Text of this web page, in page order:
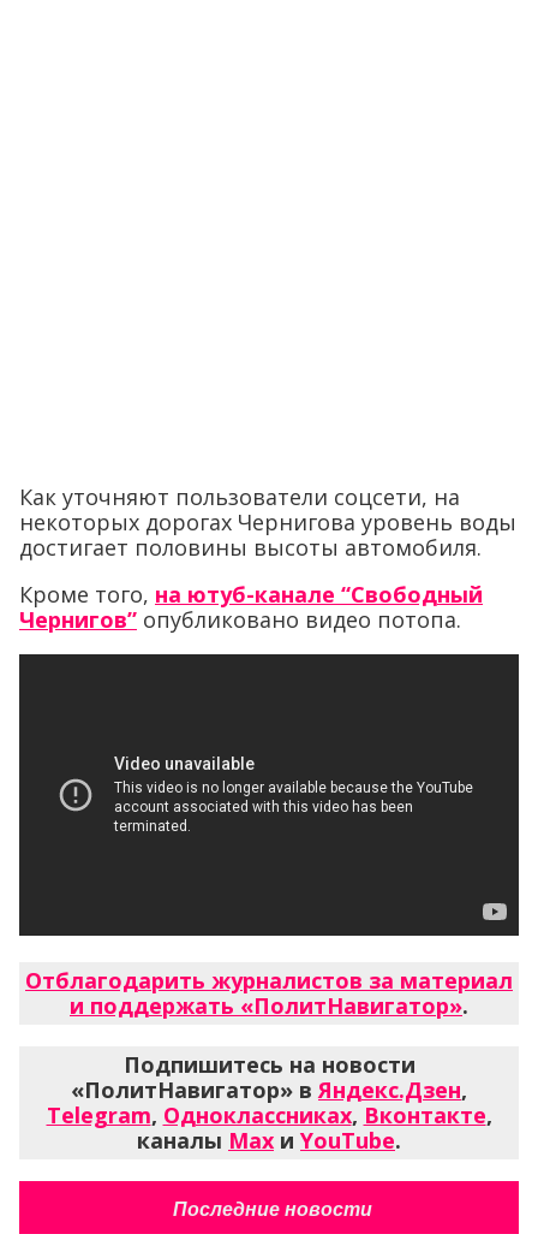
Как уточняют пользователи соцсети, на
некоторых дорогах Чернигова уровень воды
достигает половины высоты автомобиля.
Кроме того, на ютуб-канале “Свободный
Чернигов” опубликовано видео потопа.
Отблагодарить журналистов за материал
и поддержать «ПолитНавигатор».
Подпишитесь на новости
«ПолитНавигатор» вЯндекс.Дзен,
Telegram, Одноклассниках, Вконтакте,
каналы Max и YouTube.
Последние новости